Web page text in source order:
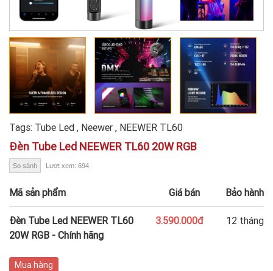
Tags: Tube Led , Neewer , NEEWER TL60
Đèn Tube Led NEEWER TL60 20W RGB
So sánh Lượt xem: 694
Mã sản phẩm Giá bán Bảo hành
Đèn Tube Led NEEWER TL60
20W RGB - Chính hãng
3.590.000đ 12 tháng
Mua hàng